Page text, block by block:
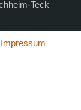
Teck
Impressum